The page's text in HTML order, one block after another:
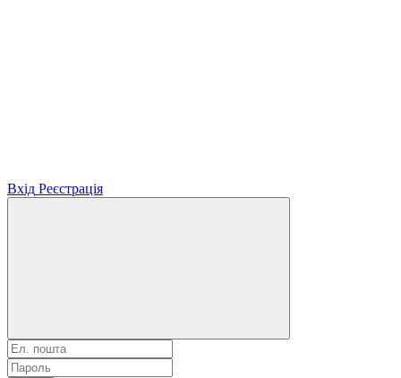
Вхід Реєстрація